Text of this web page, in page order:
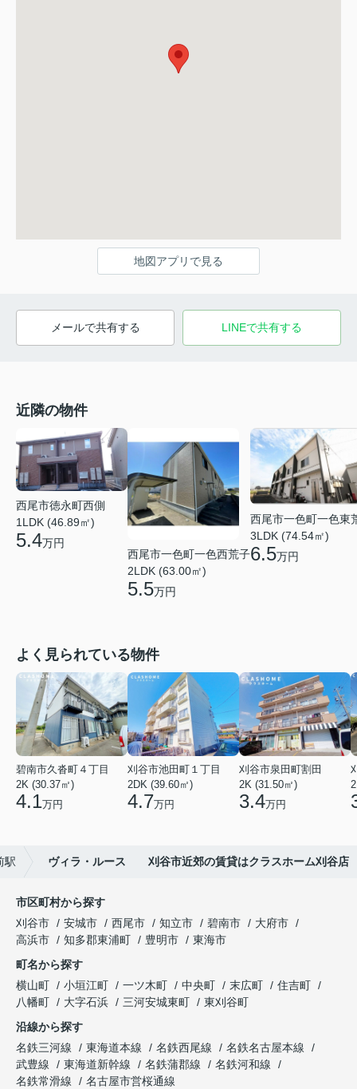
地図アプリで見る
メールで共有する LINEで共有する
近隣の物件
西尾市徳永町西側
1LDK (46.89㎡)
5.4万円
西尾市一色町一色西荒子
2LDK (63.00㎡)
5.5万円
西尾市一色町一色東
3LDK (74.54㎡)
6.5万円
よく見られている物件
碧南市久沓町４丁目
2K (30.37㎡)
4.1万円
刈谷市池田町１丁目
2DK (39.60㎡)
4.7万円
刈谷市泉田町割田
2K (31.50㎡)
3.4万円
駅 ヴィラ・ルース 刈谷市近郊の賃貸はクラスホーム刈谷店
市区町村から探す
刈谷市
安城市 西尾市 知立市 碧南市
大府市
高浜市
知多郡東浦町 豊明市
東海市
町名から探す
横山町
小垣江町 一ツ木町 中央町 末広町
住吉町
八幡町
大字石浜 三河安城東町
東刈谷町
沿線から探す
名鉄三河線
東海道本線 名鉄西尾線
名鉄名古屋本線
武豊線
東海道新幹線 名鉄蒲郡線
名鉄河和線
名鉄常滑線
名古屋市営桜通線